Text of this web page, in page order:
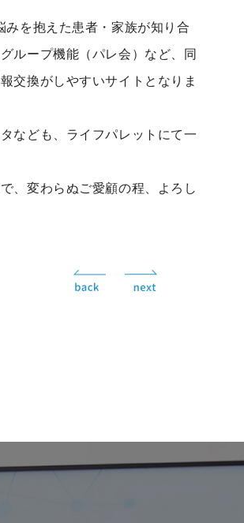
を抱えた患者・家族が知り合
ループ機能（パレ会）など、同
交換がしやすいサイトとなりま
なども、ライフパレットにて一
、変わらぬご愛顧の程、よろし